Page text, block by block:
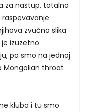
za nastup, totalno
raspevavanje
zvučna slika
izuzetno
pa smo na jednoj
Mongolian throat
kluba i tu smo